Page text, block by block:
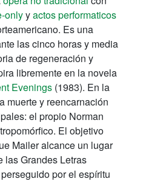
onlyyactos performaticos
Es una
las cinco horas y media
de regeneración y
libremente en la novela
Evenings (1983). En la
muerte y reencarnación
el propio Norman
El objetivo
Mailer alcance un lugar
las Grandes Letras
por el espíritu